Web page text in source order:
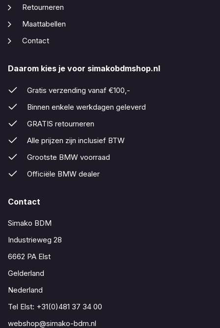
Retourneren
Maattabellen
Contact
Daarom kies je voor simakobdmshop.nl
Gratis verzending vanaf €100,-
Binnen enkele werkdagen geleverd
GRATIS retourneren
Alle prijzen zijn inclusief BTW
Grootste BMW voorraad
Officiële BMW dealer
Contact
Simako BDM
Industrieweg 28
6662 PA Elst
Gelderland
Nederland
Tel Elst: +31(0)481 37 34 00
webshop@simako-bdm.nl